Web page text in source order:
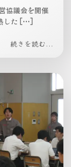
協議会を開催
した […]
続きを読む...